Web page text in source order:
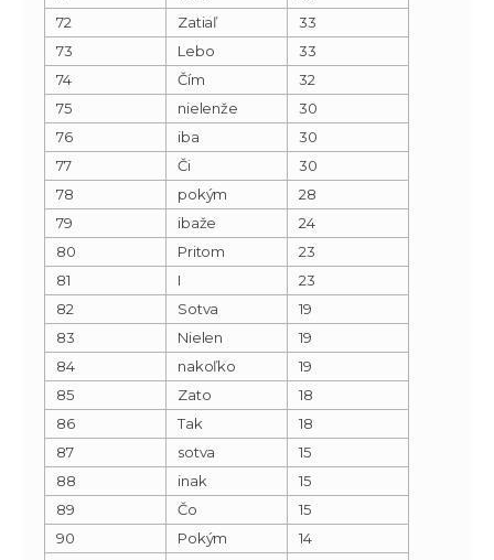
72
Zatiaľ
33
73
Lebo
33
74
Čím
32
75
nielenže
30
76
iba
30
77
Či
30
78
pokým
28
79
ibaže
24
80
Pritom
23
81
I
23
82
Sotva
19
83
Nielen
19
84
nakoľko
19
85
Zato
18
86
Tak
18
87
sotva
15
88
inak
15
89
Čo
15
90
Pokým
14